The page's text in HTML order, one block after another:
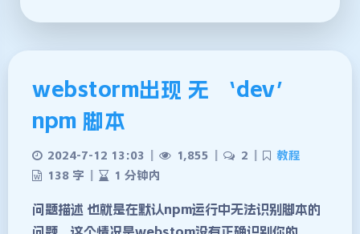
webstorm出现 无 ‘dev’
npm 脚本
2024-7-12 13:03 1,855 2
教程
138 字
1 分钟内
问题描述 也就是在默认npm运行中无法识别脚本的